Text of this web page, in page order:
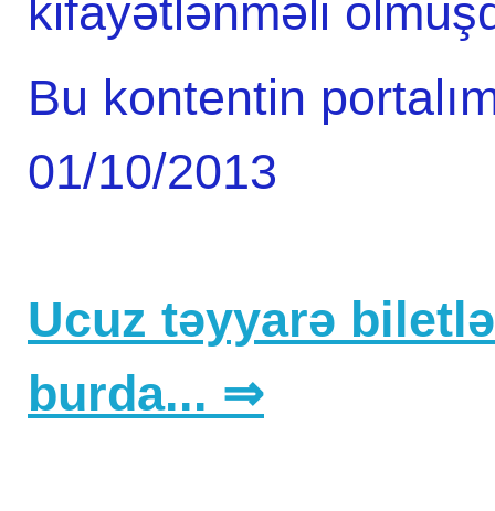
kifayətlənməli
Bu kontentin
01/10/2013
Ucuz təyyarə
burda... ⇒